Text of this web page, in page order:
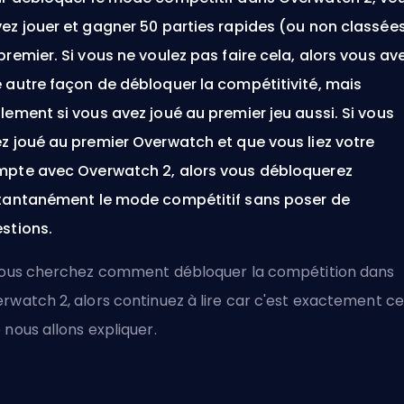
jouer et gagner 50 parties rapides (ou non
Si vous ne voulez pas faire cela, alors vous
autre façon de débloquer la compétitivité, mais
si vous avez joué au premier jeu aussi. Si vous
joué au premier Overwatch et que vous liez votre
avec Overwatch 2, alors vous débloquerez
le mode compétitif sans poser de
cherchez comment débloquer la compétition dans
2, alors continuez à lire car c'est exactement ce
nous allons expliquer.